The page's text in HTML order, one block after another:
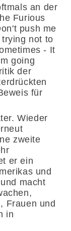
an der
Furious
push me
not to
- It
going
der
für
Wieder
zweite
er ein
und
macht
Frauen und
in